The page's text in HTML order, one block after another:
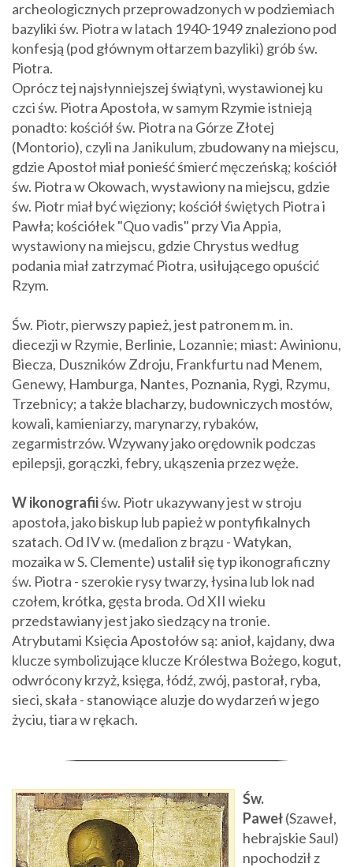
archeologicznych przeprowadzonych w podziemiach
bazyliki św. Piotra w latach 1940-1949 znaleziono pod
konfesją (pod głównym ołtarzem bazyliki) grób św.
Piotra.
Oprócz tej najsłynniejszej świątyni, wystawionej ku
czci św. Piotra Apostoła, w samym Rzymie istnieją
ponadto: kościół św. Piotra na Górze Złotej
(Montorio), czyli na Janikulum, zbudowany na miejscu,
gdzie Apostoł miał ponieść śmierć męczeńską; kościół
św. Piotra w Okowach, wystawiony na miejscu, gdzie
św. Piotr miał być więziony; kościół świętych Piotra i
Pawła; kościółek "Quo vadis" przy Via Appia,
wystawiony na miejscu, gdzie Chrystus według
podania miał zatrzymać Piotra, usiłującego opuścić
Rzym.
Św. Piotr, pierwszy papież, jest patronem m. in.
diecezji w Rzymie, Berlinie, Lozannie; miast: Awinionu,
Biecza, Duszników Zdroju, Frankfurtu nad Menem,
Genewy, Hamburga, Nantes, Poznania, Rygi, Rzymu,
Trzebnicy; a także blacharzy, budowniczych mostów,
kowali, kamieniarzy, marynarzy, rybaków,
zegarmistrzów. Wzywany jako orędownik podczas
epilepsji, gorączki, febry, ukąszenia przez węże.
W ikonografiiśw. Piotr ukazywany jest w stroju
apostoła, jako biskup lub papież w pontyfikalnych
szatach. Od IV w. (medalion z brązu - Watykan,
mozaika w S. Clemente) ustalił się typ ikonograficzny
św. Piotra - szerokie rysy twarzy, łysina lub lok nad
czołem, krótka, gęsta broda. Od XII wieku
przedstawiany jest jako siedzący na tronie.
Atrybutami Księcia Apostołów są: anioł, kajdany, dwa
klucze symbolizujące klucze Królestwa Bożego, kogut,
odwrócony krzyż, księga, łódź, zwój, pastorał, ryba,
sieci, skała - stanowiące aluzje do wydarzeń w jego
życiu, tiara w rękach.
Św.
Paweł(Szaweł,
hebrajskie Saul)
npochodził z